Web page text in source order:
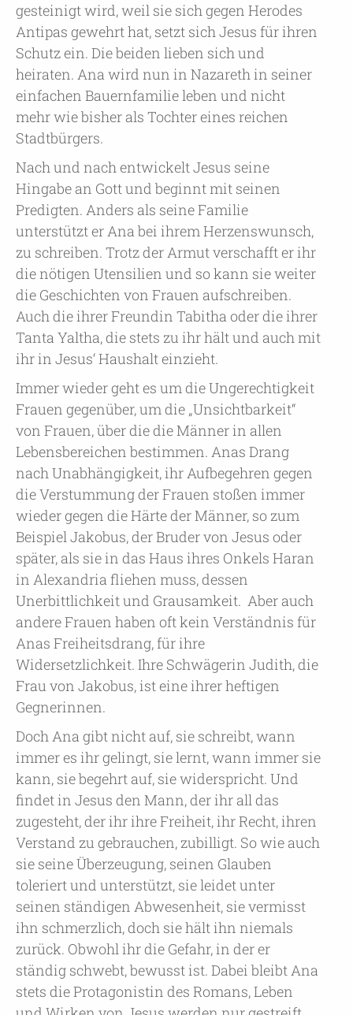
gesteinigt wird, weil sie sich gegen Herodes
Antipas gewehrt hat, setzt sich Jesus für ihren
Schutz ein. Die beiden lieben sich und
heiraten. Ana wird nun in Nazareth in seiner
einfachen Bauernfamilie leben und nicht
mehr wie bisher als Tochter eines reichen
Stadtbürgers.
Nach und nach entwickelt Jesus seine
Hingabe an Gott und beginnt mit seinen
Predigten. Anders als seine Familie
unterstützt er Ana bei ihrem Herzenswunsch,
zu schreiben. Trotz der Armut verschafft er ihr
die nötigen Utensilien und so kann sie weiter
die Geschichten von Frauen aufschreiben.
Auch die ihrer Freundin Tabitha oder die ihrer
Tanta Yaltha, die stets zu ihr hält und auch mit
ihr in Jesus‘ Haushalt einzieht.
Immer wieder geht es um die Ungerechtigkeit
Frauen gegenüber, um die „Unsichtbarkeit“
von Frauen, über die die Männer in allen
Lebensbereichen bestimmen. Anas Drang
nach Unabhängigkeit, ihr Aufbegehren gegen
die Verstummung der Frauen stoßen immer
wieder gegen die Härte der Männer, so zum
Beispiel Jakobus, der Bruder von Jesus oder
später, als sie in das Haus ihres Onkels Haran
in Alexandria fliehen muss, dessen
Unerbittlichkeit und Grausamkeit. Aber auch
andere Frauen haben oft kein Verständnis für
Anas Freiheitsdrang, für ihre
Widersetzlichkeit. Ihre Schwägerin Judith, die
Frau von Jakobus, ist eine ihrer heftigen
Gegnerinnen.
Doch Ana gibt nicht auf, sie schreibt, wann
immer es ihr gelingt, sie lernt, wann immer sie
kann, sie begehrt auf, sie widerspricht. Und
findet in Jesus den Mann, der ihr all das
zugesteht, der ihr ihre Freiheit, ihr Recht, ihren
Verstand zu gebrauchen, zubilligt. So wie auch
sie seine Überzeugung, seinen Glauben
toleriert und unterstützt, sie leidet unter
seinen ständigen Abwesenheit, sie vermisst
ihn schmerzlich, doch sie hält ihn niemals
zurück. Obwohl ihr die Gefahr, in der er
ständig schwebt, bewusst ist. Dabei bleibt Ana
stets die Protagonistin des Romans, Leben